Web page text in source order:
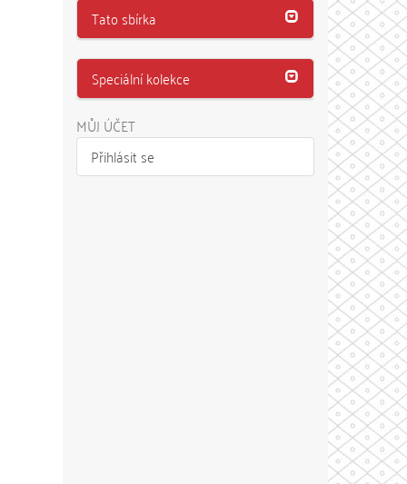
Tato sbírka
Speciální kolekce
MŮJ ÚČET
Přihlásit se